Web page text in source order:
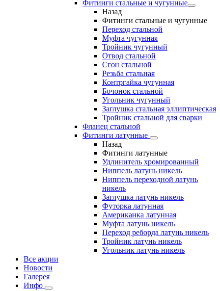
Фитинги стальные и чугунные
Назад
Фитинги стальные и чугунные
Переход стальной
Муфта чугунная
Тройник чугунный
Отвод стальной
Сгон стальной
Резьба стальная
Контргайка чугунная
Бочонок стальной
Угольник чугунный
Заглушка стальная эллиптическая
Тройник стальной для сварки
Фланец стальной
Фитинги латунные
Назад
Фитинги латунные
Удлинитель хромированный
Ниппель латунь никель
Ниппель переходной латунь
никель
Заглушка латунь никель
Футорка латунная
Американка латунная
Муфта латунь никель
Переход реборда латунь никель
Тройник латунь никель
Угольник латунь никель
Все акции
Новости
Галерея
Инфо